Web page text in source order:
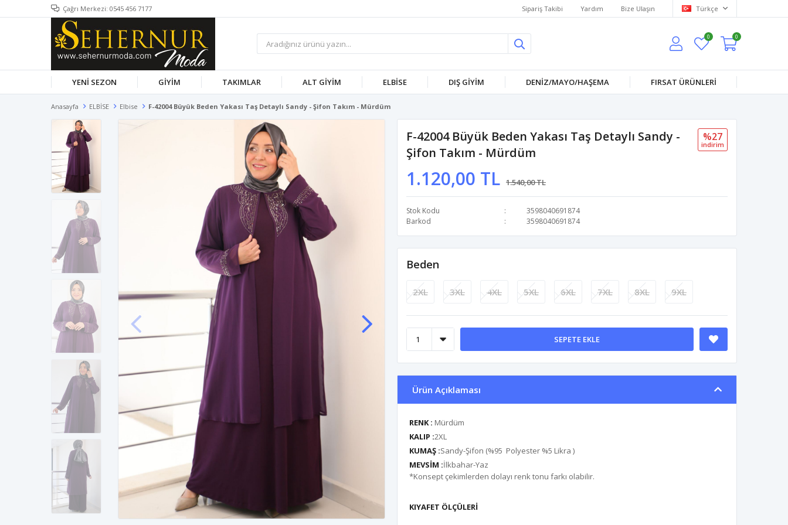
Çağrı Merkezi: 0545 456 7177 Sipariş Takibi Yardım Bize Ulaşın Türkçe
0 0
YENİ SEZON GİYİM TAKIMLAR ALT GİYİM ELBİSE DIŞ GİYİM DENİZ/MAYO/HAŞEMA FIRSAT ÜRÜNLERİ
Anasayfa ELBİSE Elbise F-42004 Büyük Beden Yakası Taş Detaylı Sandy - Şifon Takım - Mürdüm
F-42004 Büyük Beden Yakası Taş Detaylı Sandy -
Şifon Takım - Mürdüm
1.120,00 TL 1.540,00 TL
%27
i̇ndi̇ri̇m
Stok Kodu
3598040691874
Barkod
3598040691874
Beden
2XL 3XL 4XL 5XL 6XL 7XL 8XL 9XL
SEPETE EKLE
Ürün Açıklaması
RENK : Mürdüm
KALIP :2XL
KUMAŞ :Sandy-Şifon (%95 Polyester %5 Likra )
MEVSİM :İlkbahar-Yaz
*Konsept çekimlerden dolayı renk tonu farkı olabilir.
KIYAFET ÖLÇÜLERİ